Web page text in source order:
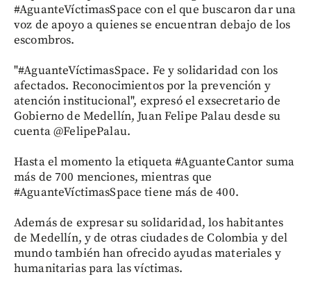
#AguanteVíctimasSpace con el que buscaron dar una
voz de apoyo a quienes se encuentran debajo de los
escombros.
"#AguanteVíctimasSpace. Fe y solidaridad con los
afectados. Reconocimientos por la prevención y
atención institucional", expresó el exsecretario de
Gobierno de Medellín, Juan Felipe Palau desde su
cuenta @FelipePalau.
Hasta el momento la etiqueta #AguanteCantor suma
más de 700 menciones, mientras que
#AguanteVíctimasSpace tiene más de 400.
Además de expresar su solidaridad, los habitantes
de Medellín, y de otras ciudades de Colombia y del
mundo también han ofrecido ayudas materiales y
humanitarias para las víctimas.